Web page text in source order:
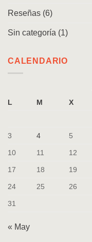
Reseñas (6)
Sin categoría (1)
CALENDARIO
L M X
3 4 5
10 11 12
17 18 19
24 25 26
31
« May